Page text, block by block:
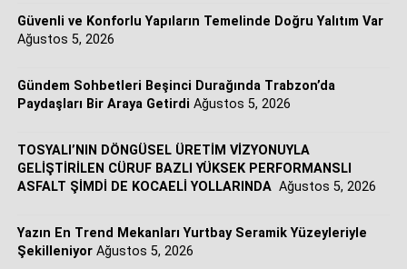
“Müşterilerimizin değişen ihtiyaçlarına en hızlı ve en
Havalandırma ve İklimlendirme) çözüm portföyümüzü
sürekli genişletiyoruz. REHAU Yerden Isıtma Sistemleri
konutlardan ticari yapılara kadar tüm uygulama
alanlarında ‘tek çatı altında bütüncül ve entegre sistem
çözümleri’ sunma iddiamızı pekiştiriyoruz. Müşterilerimiz
sistemlerine, iklimlendirme ihtiyaçlarının tamamını
karşılayan tek bir güvenilir iş ortağı üzerinden, yüksek
Güvenli ve Konforlu Yapıların Temelinde Doğru Yalıtım Var
Ağustos 5, 2026
Gündem Sohbetleri Beşinci Durağında Trabzon’da
Paydaşları Bir Araya Getirdi Ağustos 5, 2026
TOSYALI’NIN DÖNGÜSEL ÜRETİM VİZYONUYLA
GELİŞTİRİLEN CÜRUF BAZLI YÜKSEK PERFORMANSLI
ASFALT ŞİMDİ DE KOCAELİ YOLLARINDA Ağustos 5, 2026
Yazın En Trend Mekanları Yurtbay Seramik Yüzeyleriyle
Şekilleniyor Ağustos 5, 2026